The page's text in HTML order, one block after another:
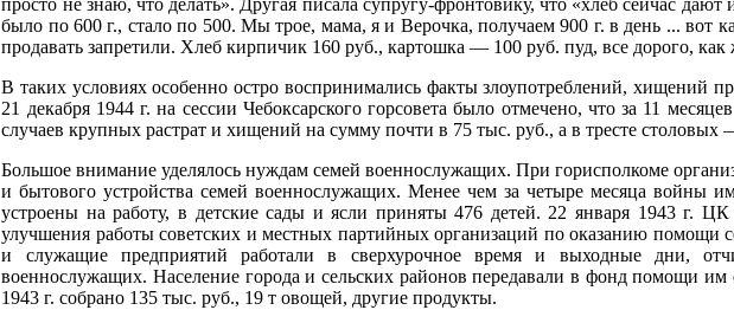
просто не знаю, что делать». Другая писала супругу-фронтовику, что «хлеб сейчас
было по 600 г., стало по 500. Мы трое, мама, я и Верочка, получаем 900 г. в день ... вот
продавать запретили. Хлеб кирпичик 160 руб., картошка — 100 руб. пуд, все дорого, как
В таких условиях особенно остро воспринимались факты злоупотреблений, хищений
21 декабря 1944 г. на сессии Чебоксарского горсовета было отмечено, что за 11
случаев крупных растрат и хищений на сумму почти в 75 тыс. руб., а в тресте столовых
Большое внимание уделялось нуждам семей военнослужащих. При горисполкоме
и бытового устройства семей военнослужащих. Менее чем за четыре месяца войны
устроены на работу, в детские сады и ясли приняты 476 детей. 22 января 1943 г.
улучшения работы советских и местных партийных организаций по оказанию помощи
и служащие предприятий работали в сверхурочное время и выходные дни,
военнослужащих. Население города и сельских районов передавали в фонд помощи
1943 г. собрано 135 тыс. руб., 19 т овощей, другие продукты.